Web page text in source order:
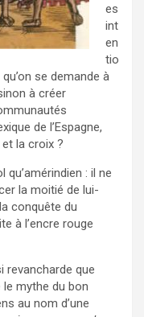
es
int
en
tio
se demande à
à créer
de l’Espagne,
et la croix ?
qu’amérindien : il ne
la moitié de lui-
conquête du
à l’encre rouge
revancharde que
mythe du bon
au nom d’une